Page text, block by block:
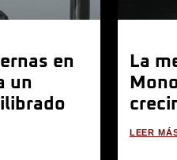
en
un
La
LEER